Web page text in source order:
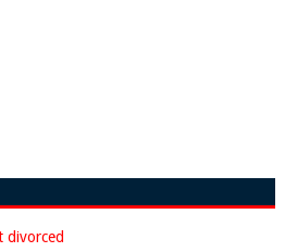
divorced